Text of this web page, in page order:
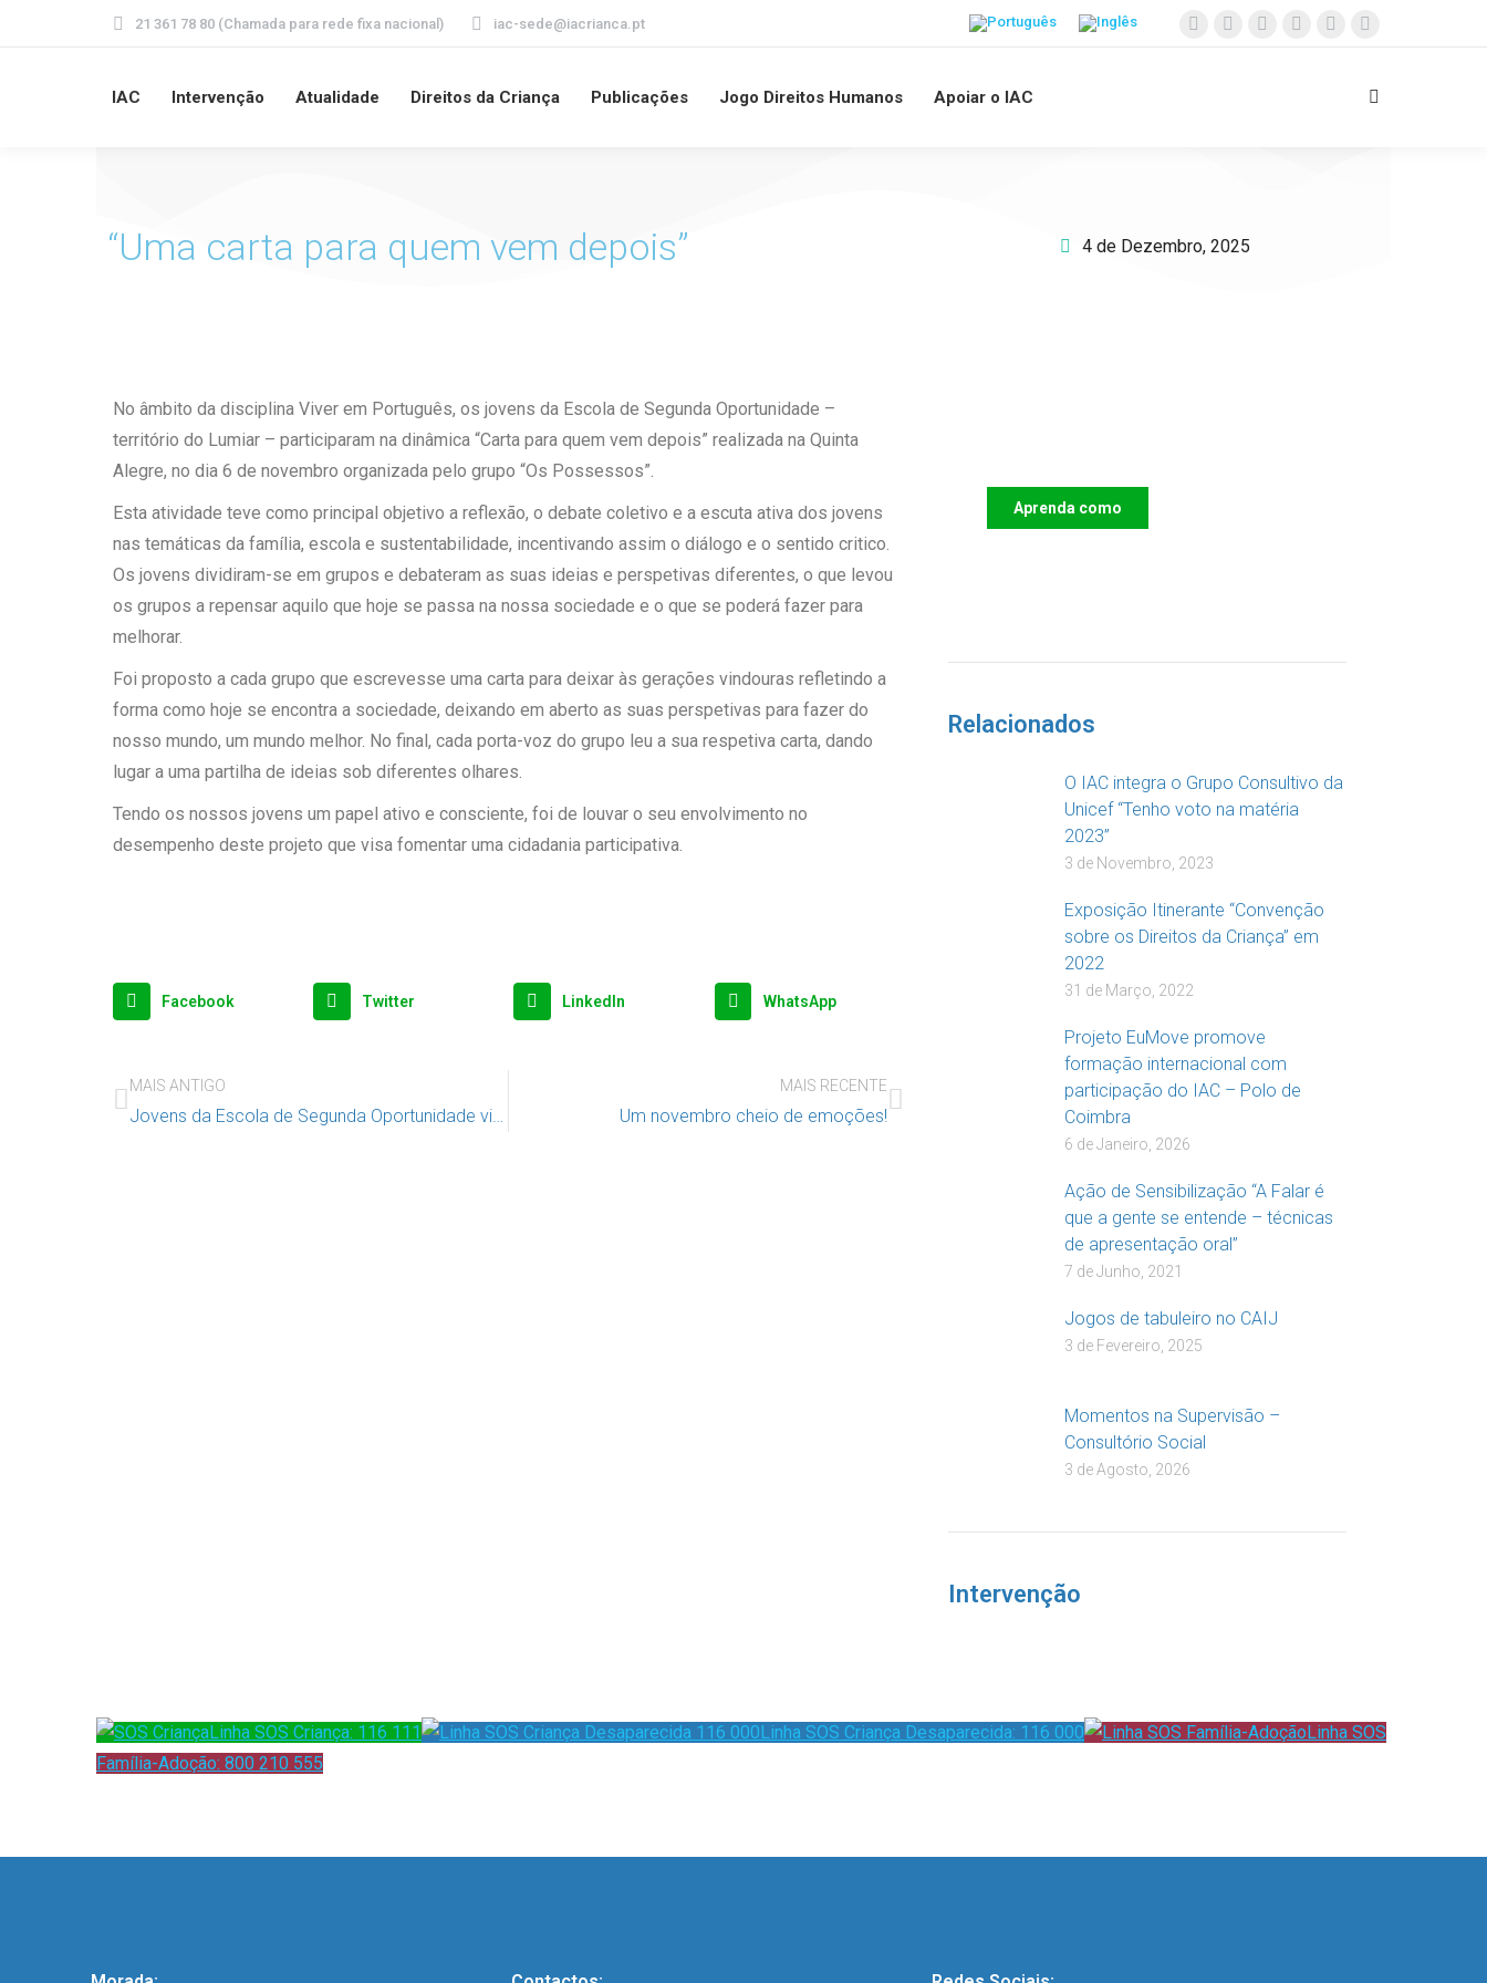
21 361 78 80 (Chamada para rede fixa nacional) iac-sede@iacrianca.pt
IAC Intervenção Atualidade Direitos da Criança Publicações Jogo Direitos Humanos Apoiar o IAC
“Uma carta para quem vem depois” 4 de Dezembro, 2025
No âmbito da disciplina Viver em Português, os jovens da Escola de Segunda Oportunidade –
território do Lumiar – participaram na dinâmica “Carta para quem vem depois” realizada na Quinta
Alegre, no dia 6 de novembro organizada pelo grupo “Os Possessos”.
Esta atividade teve como principal objetivo a reflexão, o debate coletivo e a escuta ativa dos jovens
nas temáticas da família, escola e sustentabilidade, incentivando assim o diálogo e o sentido critico.
Os jovens dividiram-se em grupos e debateram as suas ideias e perspetivas diferentes, o que levou
os grupos a repensar aquilo que hoje se passa na nossa sociedade e o que se poderá fazer para
melhorar.
Foi proposto a cada grupo que escrevesse uma carta para deixar às gerações vindouras refletindo a
forma como hoje se encontra a sociedade, deixando em aberto as suas perspetivas para fazer do
nosso mundo, um mundo melhor. No final, cada porta-voz do grupo leu a sua respetiva carta, dando
lugar a uma partilha de ideias sob diferentes olhares.
Tendo os nossos jovens um papel ativo e consciente, foi de louvar o seu envolvimento no
desempenho deste projeto que visa fomentar uma cidadania participativa.
Facebook Twitter LinkedIn WhatsApp
MAIS ANTIGO MAIS RECENTE
Um novembro cheio de emoções!
Aprenda como
Relacionados
O IAC integra o Grupo Consultivo da
Unicef “Tenho voto na matéria
2023”
3 de Novembro, 2023
Exposição Itinerante “Convenção
sobre os Direitos da Criança” em
2022
31 de Março, 2022
Projeto EuMove promove
formação internacional com
participação do IAC – Polo de
Coimbra
6 de Janeiro, 2026
Ação de Sensibilização “A Falar é
que a gente se entende – técnicas
de apresentação oral”
7 de Junho, 2021
Jogos de tabuleiro no CAIJ
3 de Fevereiro, 2025
Momentos na Supervisão –
Consultório Social
3 de Agosto, 2026
Intervenção
Linha SOS Criança: 116 111 Linha SOS Criança Desaparecida: 116 000
Linha SOS
Família-Adoção: 800 210 555